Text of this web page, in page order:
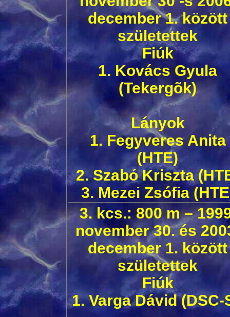
december 1. között
születettek
Fiúk
1. Kovács Gyula
(Tekergõk)
Lányok
1. Fegyveres Anita
(HTE)
2. Szabó Kriszta
3. Mezei Zsófia
3. kcs.: 800 m –
november 30. és
december 1. között
születettek
Fiúk
1. Varga Dávid (DSC-